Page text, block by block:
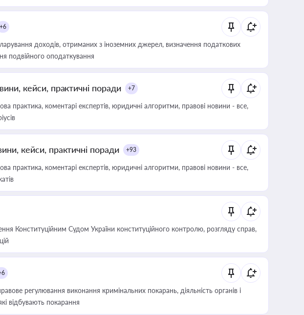
+6
доходів, отриманих з іноземних джерел, визначення податкових
подвійного оподаткування
кейси, практичні поради +7
практика, коментарі експертів, юридичні алгоритми, правові новини - все,
кейси, практичні поради +93
практика, коментарі експертів, юридичні алгоритми, правові новини - все,
Конституційним Судом України конституційного контролю, розгляду справ,
регулювання виконання кримінальних покарань, діяльність органів і
відбувають покарання